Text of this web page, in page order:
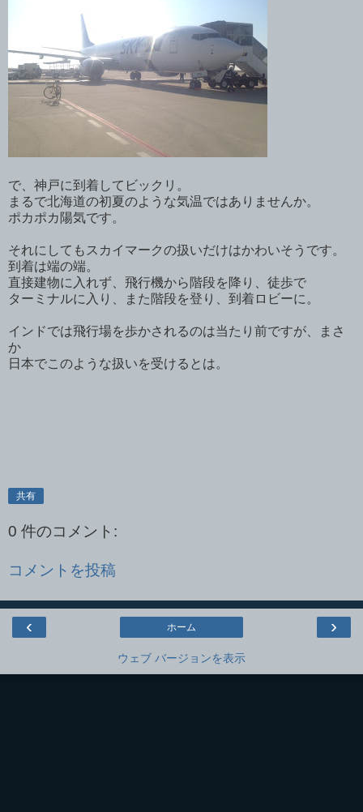
で、神戸に到着してビックリ。
まるで北海道の初夏のような気温ではありませんか。
ポカポカ陽気です。
それにしてもスカイマークの扱いだけはかわいそうです。
到着は端の端。
直接建物に入れず、飛行機から階段を降り、徒歩で
ターミナルに入り、また階段を登り、到着ロビーに。
インドでは飛行場を歩かされるのは当たり前ですが、まさ
か
日本でこのような扱いを受けるとは。
共有
0 件のコメント:
コメントを投稿
‹ ›
ホーム
ウェブ バージョンを表示